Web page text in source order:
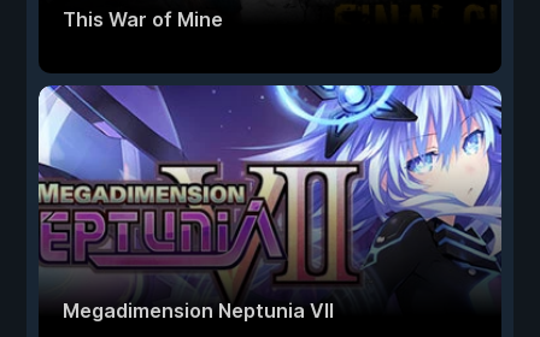
This War of Mine
Megadimension Neptunia VII